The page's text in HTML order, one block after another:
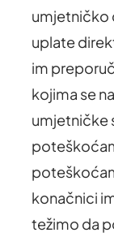
umjetničko
uplate
im
kojima se
umjetničke
konačnici
težimo da